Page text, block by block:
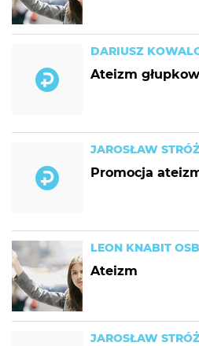
DARIUSZ
Ateizm
JAROSŁAW
Promocja
LEON KNABIT OSB
Ateizm
JAROSŁAW